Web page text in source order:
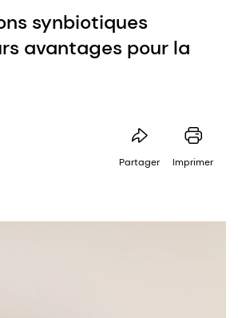
synbiotiques
avantages pour la
Partager Imprimer